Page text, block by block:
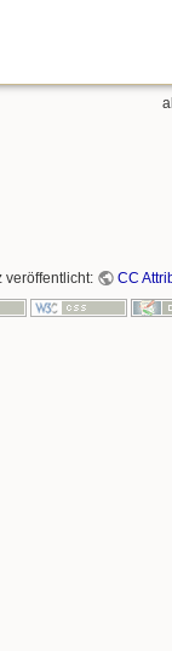
veröffentlicht: CC